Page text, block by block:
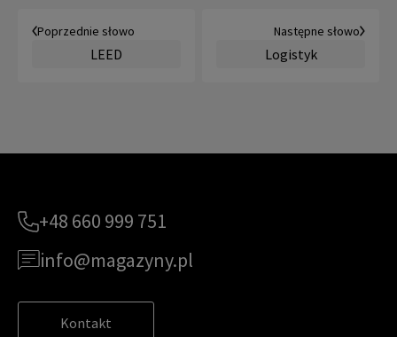
Poprzednie słowo
LEED
Następne słowo
Logistyk
+48 660 999 751
info@magazyny.pl
Kontakt